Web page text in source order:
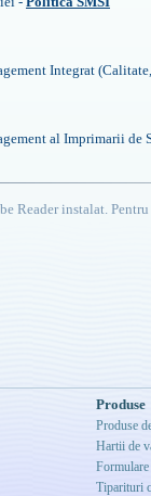
Integrat
al Imprimarii de
Reader instalat.
Produse
Produse
Hartii de
Formulare
Tiparituri